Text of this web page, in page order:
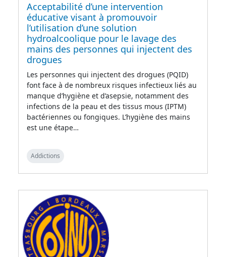
Acceptabilité d’une intervention
éducative visant à promouvoir
l’utilisation d’une solution
hydroalcoolique pour le lavage des
mains des personnes qui injectent des
drogues
Les personnes qui injectent des drogues (PQID)
font face à de nombreux risques infectieux liés au
manque d’hygiène et d’asepsie, notamment des
infections de la peau et des tissus mous (IPTM)
bactériennes ou fongiques. L’hygiène des mains
est une étape…
Addictions